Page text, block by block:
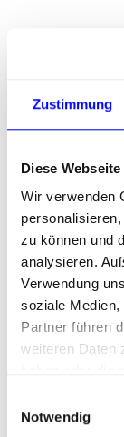
Zustimmung
Diese
Wir verwenden
zu können und
analysieren.
Verwendung
soziale Medien,
Partner führen
weiteren Daten
Notwendig
Aus
besitzen wir
Konzeption
Kampagnen.
nach Eingang
Umsetzung
Kampagne
benötigen.
welche Form